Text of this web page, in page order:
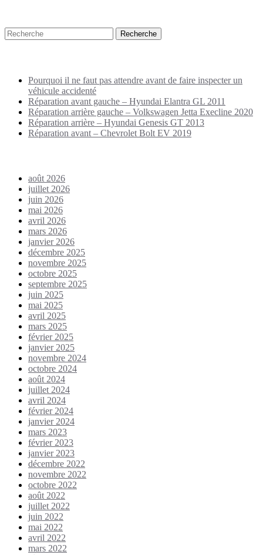
Pourquoi il ne faut pas attendre avant de faire inspecter un
véhicule accidenté
Réparation avant gauche – Hyundai Elantra GL 2011
Réparation arrière gauche – Volkswagen Jetta Execline 2020
Réparation arrière – Hyundai Genesis GT 2013
Réparation avant – Chevrolet Bolt EV 2019
août 2026
juillet 2026
juin 2026
mai 2026
avril 2026
mars 2026
janvier 2026
décembre 2025
novembre 2025
octobre 2025
septembre 2025
juin 2025
mai 2025
avril 2025
mars 2025
février 2025
janvier 2025
novembre 2024
octobre 2024
août 2024
juillet 2024
avril 2024
février 2024
janvier 2024
mars 2023
février 2023
janvier 2023
décembre 2022
novembre 2022
octobre 2022
août 2022
juillet 2022
juin 2022
mai 2022
avril 2022
mars 2022